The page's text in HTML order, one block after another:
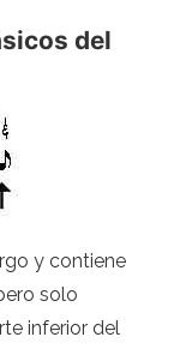
del
y contiene
solo
inferior del